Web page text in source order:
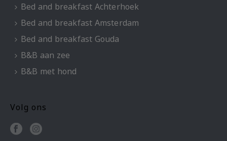
Bed and breakfast Achterhoek
Bed and breakfast Amsterdam
Bed and breakfast Gouda
B&B aan zee
B&B met hond
Volg ons